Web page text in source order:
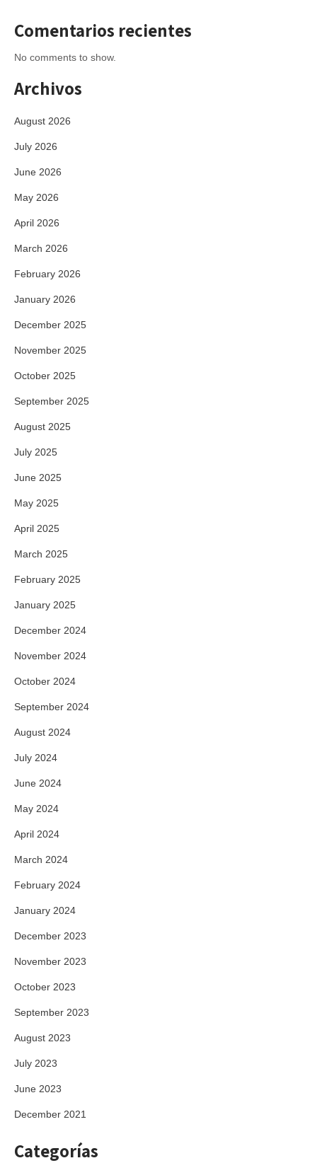
Comentarios recientes
No comments to show.
Archivos
August 2026
July 2026
June 2026
May 2026
April 2026
March 2026
February 2026
January 2026
December 2025
November 2025
October 2025
September 2025
August 2025
July 2025
June 2025
May 2025
April 2025
March 2025
February 2025
January 2025
December 2024
November 2024
October 2024
September 2024
August 2024
July 2024
June 2024
May 2024
April 2024
March 2024
February 2024
January 2024
December 2023
November 2023
October 2023
September 2023
August 2023
July 2023
June 2023
December 2021
Categorías